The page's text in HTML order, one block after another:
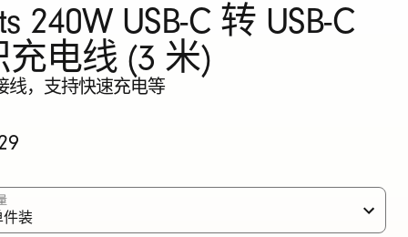
240W USB-C 转 USB-C
充电线 (3 米)
线，支持快速充电等